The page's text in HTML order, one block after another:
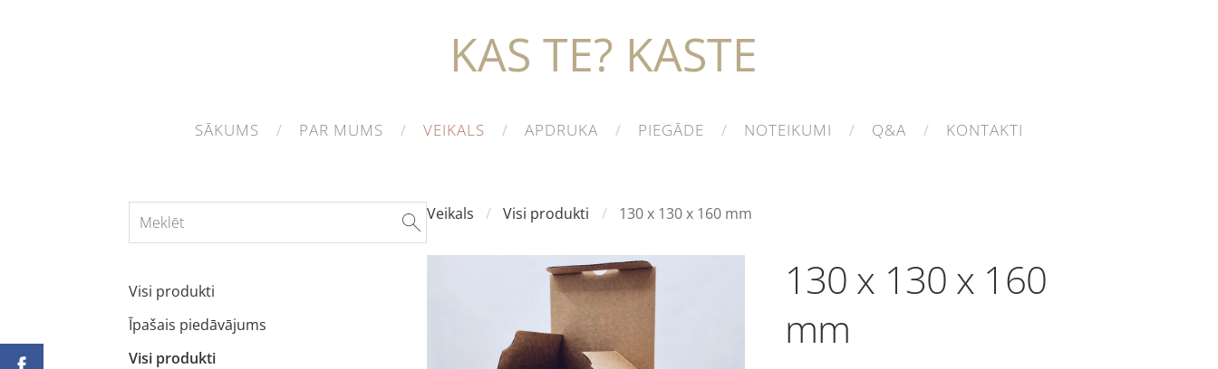
KAS TE? KASTE
SĀKUMS PAR MUMS VEIKALS APDRUKA PIEGĀDE NOTEIKUMI Q&A KONTAKTI
Visi produkti
Īpašais piedāvājums
Visi produkti
Veikals Visi produkti 130 x 130 x 160 mm
130 x 130 x 160
mm